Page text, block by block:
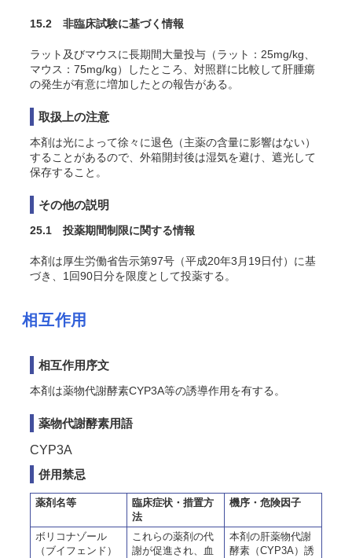
15.2 非臨床試験に基づく情報
ラット及びマウスに長期間大量投与（ラット：25mg/kg、
マウス：75mg/kg）したところ、対照群に比較して肝腫瘍
の発生が有意に増加したとの報告がある。
取扱上の注意
本剤は光によって徐々に退色（主薬の含量に影響はない）
することがあるので、外箱開封後は湿気を避け、遮光して
保存すること。
その他の説明
25.1 投薬期間制限に関する情報
本剤は厚生労働省告示第97号（平成20年3月19日付）に基
づき、1回90日分を限度として投薬する。
相互作用
相互作用序文
本剤は薬物代謝酵素CYP3A等の誘導作用を有する。
薬物代謝酵素用語
CYP3A
併用禁忌
薬剤名等
臨床症状・措置方
法
機序・危険因子
ボリコナゾール
（ブイフェンド）
これらの薬剤の代
謝が促進され、血
本剤の肝薬物代謝
酵素（CYP3A）誘